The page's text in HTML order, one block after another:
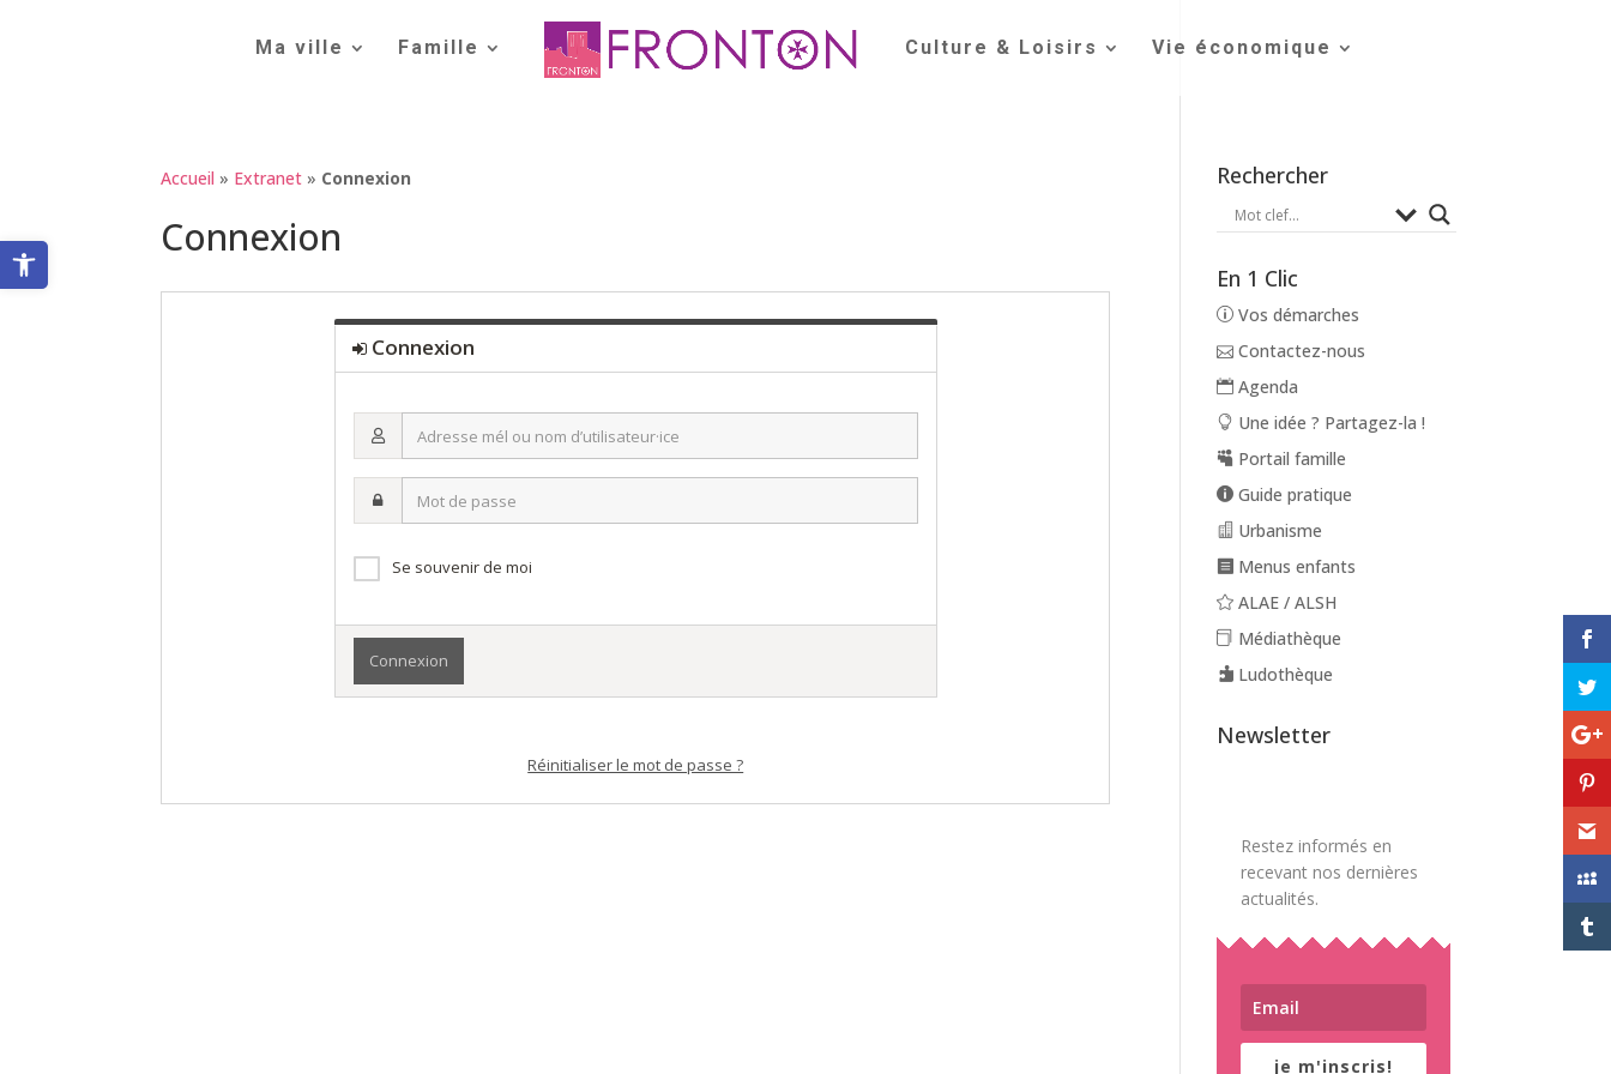
Ouvrir la barre d’outils
Ma ville Famille Culture & Loisirs Vie économique
Accueil » Extranet » Connexion
Connexion
Connexion
mél
nom
d’utilisateur·ice
Se souvenir de moi
Réinitialiser le mot de passe ?
Rechercher
En 1 Clic
Vos démarches
Contactez-nous
Agenda
Une idée ? Partagez-la !
Portail famille
Guide pratique
Urbanisme
Menus enfants
ALAE / ALSH
Médiathèque
Ludothèque
Newsletter
Restez informés en
recevant nos dernières
actualités.
je m'inscris!